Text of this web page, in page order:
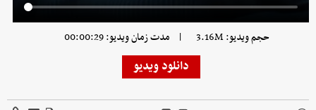
حجم ویدیو: 3.16M | مدت زمان ویدیو: 00:00:29
دانلود ویدیو